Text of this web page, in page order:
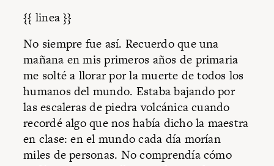
{{ linea }}
No siempre fue así. Recuerdo que una
mañana en mis primeros años de primaria
me solté a llorar por la muerte de todos los
humanos del mundo. Estaba bajando por
las escaleras de piedra volcánica cuando
recordé algo que nos había dicho la maestra
en clase: en el mundo cada día morían
miles de personas. No comprendía cómo